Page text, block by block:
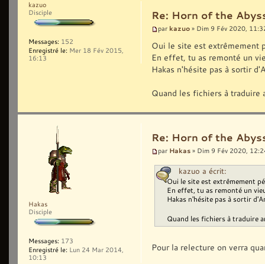
Re: Horn of the
par kazuo » Dim 9 Fév 2020,
Oui le site est extrêmement
En effet, tu as remonté un
Hakas n'hésite pas à sortir
Quand les fichiers à traduire
kazuo
Disciple
Messages: 152
Enregistré le: Mer 18 Fév 2015,
16:13
Re: Horn of the
par Hakas » Dim 9 Fév 2020,
kazuo a écrit:
Oui le site est extrêmement
En effet, tu as remonté un
Hakas n'hésite pas à sortir
Quand les fichiers à traduire
Pour la relecture on verra
Hakas
Disciple
Messages: 173
Enregistré le: Lun 24 Mar 2014,
10:13